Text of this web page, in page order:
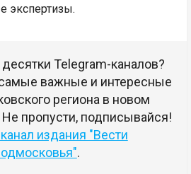
экспертизы.
Telegram-каналов?
важные и интересные
региона в новом
пропусти, подписывайся!
издания "Вести
.